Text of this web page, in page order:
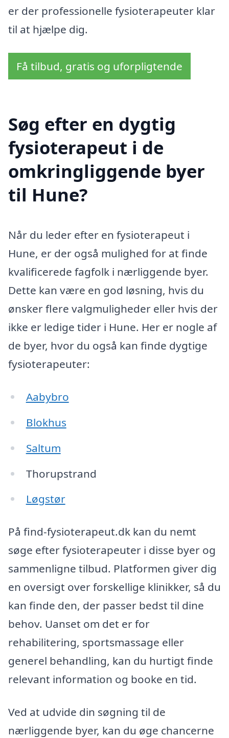
er der professionelle fysioterapeuter klar
til at hjælpe dig.
Få tilbud, gratis og uforpligtende
Søg efter en dygtig
fysioterapeut i de
omkringliggende byer
til Hune?
Når du leder efter en fysioterapeut i
Hune, er der også mulighed for at finde
kvalificerede fagfolk i nærliggende byer.
Dette kan være en god løsning, hvis du
ønsker flere valgmuligheder eller hvis der
ikke er ledige tider i Hune. Her er nogle af
de byer, hvor du også kan finde dygtige
fysioterapeuter:
Aabybro
Blokhus
Saltum
Thorupstrand
Løgstør
På find-fysioterapeut.dk kan du nemt
søge efter fysioterapeuter i disse byer og
sammenligne tilbud. Platformen giver dig
en oversigt over forskellige klinikker, så du
kan finde den, der passer bedst til dine
behov. Uanset om det er for
rehabilitering, sportsmassage eller
generel behandling, kan du hurtigt finde
relevant information og booke en tid.
Ved at udvide din søgning til de
nærliggende byer, kan du øge chancerne